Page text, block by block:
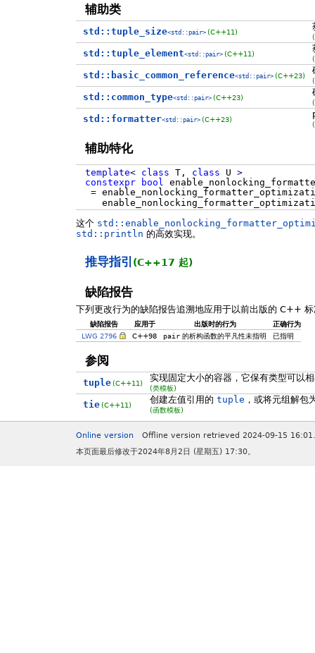
辅助类
std::tuple_size<std::pair> (C++11)
std::tuple_element<std::pair> (C++11)
std::basic_common_reference<std::pair> (C++23)
std::common_type<std::pair> (C++23)
std::formatter<std::pair> (C++23)
辅助特化
template< class T, class U >
constexpr
bool
=
这个
std::println 的高效实现。
推导指引 (C++17 起)
缺陷报告
下列更改行为的缺陷报告追溯地应用于以前出版的 C++
缺陷报告 应用于 出版时的行为
正确行为
LWG 2796
C++98 pair的析构函数的平凡性未指明 已指明
参阅
tuple (C++11) 实现固定大小的容器，它保有类型可以
(类模板)
tie (C++11) 创建左值引用的 tuple ，或将元组解包
(函数模板)
Online version
Offline version retrieved 2024-09-15 16:01.
本页面最后修改于2024年8月2日 (星期五) 17:30。